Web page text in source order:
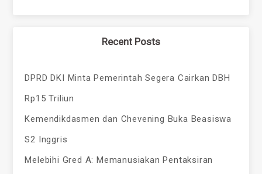
Recent Posts
DPRD DKI Minta Pemerintah Segera Cairkan DBH
Rp15 Triliun
Kemendikdasmen dan Chevening Buka Beasiswa
S2 Inggris
Melebihi Gred A: Memanusiakan Pentaksiran